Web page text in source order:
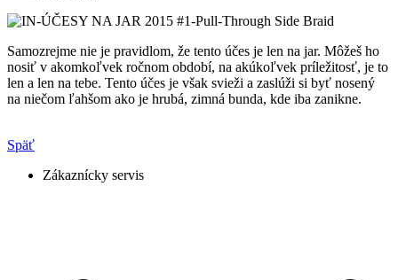
Samozrejme nie je pravidlom, že tento účes je len na jar. Môžeš ho
nosiť v akomkoľvek ročnom období, na akúkoľvek príležitosť, je to
len a len na tebe. Tento účes je však svieži a zaslúži si byť nosený
na niečom ľahšom ako je hrubá, zimná bunda, kde iba zanikne.
Späť
Zákaznícky servis